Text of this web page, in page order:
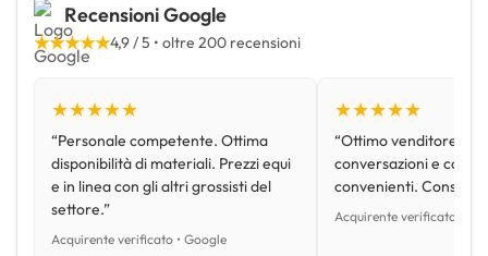
Recensioni Google
★★★★★4,9 / 5 • oltre 200 recensioni
★★★★★
“Personale competente. Ottima
disponibilità di materiali. Prezzi equi
e in linea con gli altri grossisti del
settore.”
Acquirente verificato • Google
★★★★★
“Ottimo venditore,
conversazioni e con
convenienti.
Acquirente verificato •